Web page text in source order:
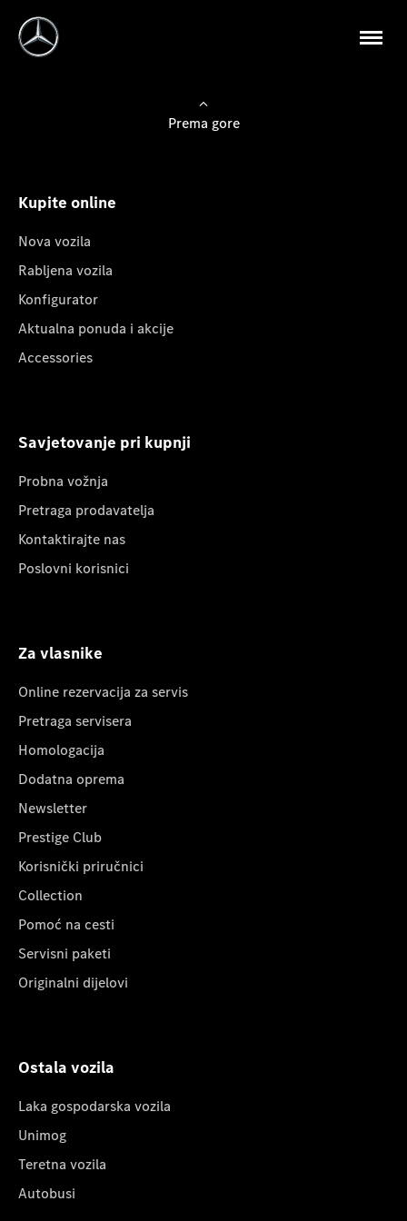
Prema gore
Kupite online
Nova vozila
Rabljena vozila
Konfigurator
Aktualna ponuda i akcije
Accessories
Savjetovanje pri kupnji
Probna vožnja
Pretraga prodavatelja
Kontaktirajte nas
Poslovni korisnici
Za vlasnike
Online rezervacija za servis
Pretraga servisera
Homologacija
Dodatna oprema
Newsletter
Prestige Club
Korisnički priručnici
Collection
Pomoć na cesti
Servisni paketi
Originalni dijelovi
Ostala vozila
Laka gospodarska vozila
Unimog
Teretna vozila
Autobusi